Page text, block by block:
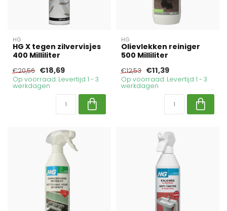
HG
HG X tegen zilvervisjes
400 Milliliter
€20,56 €18,69
Op voorraad. Levertijd 1 - 3
werkdagen
HG
Olievlekken reiniger
500 Milliliter
€12,53 €11,39
Op voorraad. Levertijd 1 - 3
werkdagen